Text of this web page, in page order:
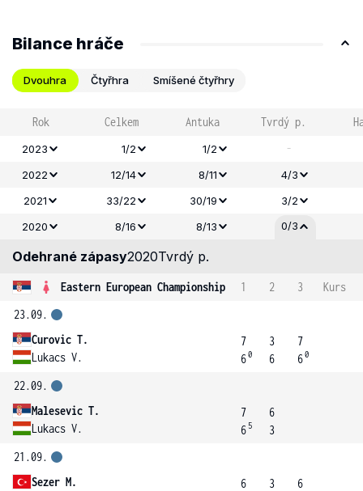
Bilance hráče
Dvouhra Čtyřhra Smíšené čtyřhry
Rok Celkem Antuka Tvrdý p.
2023 1/2 1/2 -
2022 12/14 8/11
4/3
2021
33/22 30/19
3/2
2020
8/16 8/13 0/3
Odehrané zápasy2020Tvrdý p.
Eastern European Championship 1 2 3
Kurs
23.09.
Curovic T.
Lukacs V.
7
60
3
6
7
60
22.09.
Malesevic T.
Lukacs V.
7
6 5
6
3
21.09.
Sezer M.
6
3
6